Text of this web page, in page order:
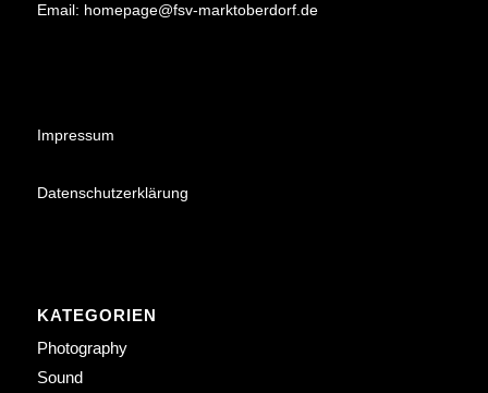
Email: homepage@fsv-marktoberdorf.de
Impressum
Datenschutzerklärung
KATEGORIEN
Photography
Sound